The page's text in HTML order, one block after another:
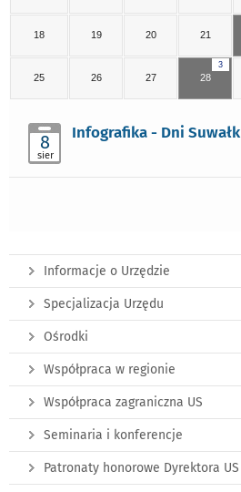
18 19 20 21
25 26 27
3
28
8
sier
Infografika - Dni Suwałk
Informacje o Urzędzie
Specjalizacja Urzędu
Ośrodki
Współpraca w regionie
Współpraca zagraniczna US
Seminaria i konferencje
Patronaty honorowe Dyrektora US